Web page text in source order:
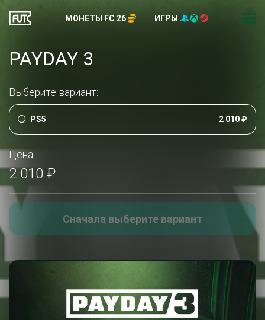
МОНЕТЫ FC 26 ИГРЫ
PAYDAY 3
Выберите вариант:
PS5 2 010 ₽
Цена:
2 010 ₽
Сначала выберите вариант